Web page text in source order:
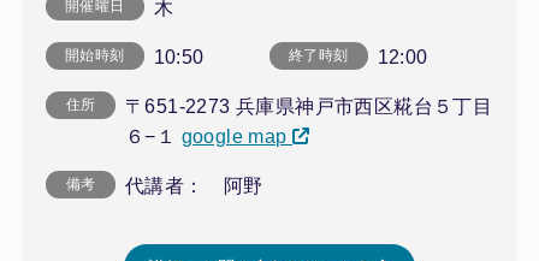
開催曜日 木
開始時刻 10:50 終了時刻 12:00
住所
〒651-2273 兵庫県神戸市西区糀台５丁目
６−１ google map
備考 代講者： 阿野